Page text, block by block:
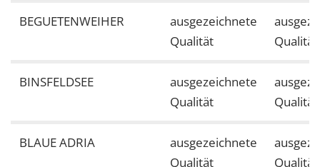
BEGUETENWEIHER
ausgezeichnete
Qualität
Qualität
BINSFELDSEE
ausgezeichnete
Qualität
Qualität
BLAUE ADRIA
ausgezeichnete
Qualität
Qualität